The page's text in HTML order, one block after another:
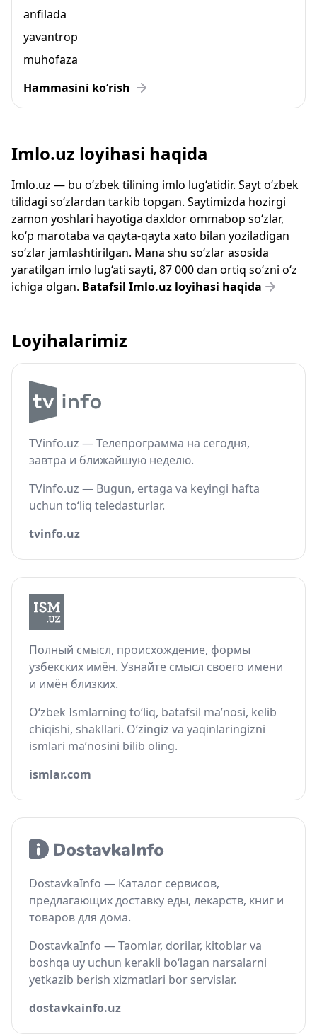
anfilada
yavantrop
muhofaza
Hammasini ko‘rish
Imlo.uz loyihasi haqida
Imlo.uz — bu o‘zbek tilining imlo lug‘atidir. Sayt o‘zbek
tilidagi so‘zlardan tarkib topgan. Saytimizda hozirgi
zamon yoshlari hayotiga daxldor ommabop so‘zlar,
ko‘p marotaba va qayta-qayta xato bilan yoziladigan
so‘zlar jamlashtirilgan. Mana shu so‘zlar asosida
yaratilgan imlo lug‘ati sayti, 87 000 dan ortiq so‘zni o‘z
ichiga olgan. Batafsil Imlo.uz loyihasi haqida
Loyihalarimiz
TVinfo.uz — Телепрограмма на сегодня,
завтра и ближайшую неделю.
TVinfo.uz — Bugun, ertaga va keyingi hafta
uchun to‘liq teledasturlar.
tvinfo.uz
Полный смысл, происхождение, формы
узбекских имён. Узнайте смысл своего имени
и имён близких.
O‘zbek Ismlarning to‘liq, batafsil ma’nosi, kelib
chiqishi, shakllari. O‘zingiz va yaqinlaringizni
ismlari ma’nosini bilib oling.
ismlar.com
DostavkaInfo — Каталог сервисов,
предлагающих доставку еды, лекарств, книг и
товаров для дома.
DostavkaInfo — Taomlar, dorilar, kitoblar va
boshqa uy uchun kerakli bo‘lagan narsalarni
yetkazib berish xizmatlari bor servislar.
dostavkainfo.uz